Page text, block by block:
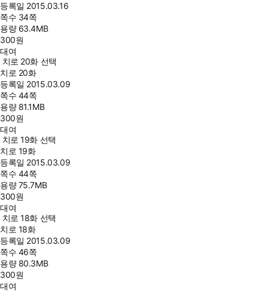
등록일 2015.03.16
쪽수 34쪽
용량 63.4MB
300원
대여
치로 20화 선택
치로 20화
등록일 2015.03.09
쪽수 44쪽
용량 81.1MB
300원
대여
치로 19화 선택
치로 19화
등록일 2015.03.09
쪽수 44쪽
용량75.7MB
300원
대여
치로 18화 선택
치로 18화
등록일 2015.03.09
쪽수 46쪽
용량 80.3MB
300원
대여